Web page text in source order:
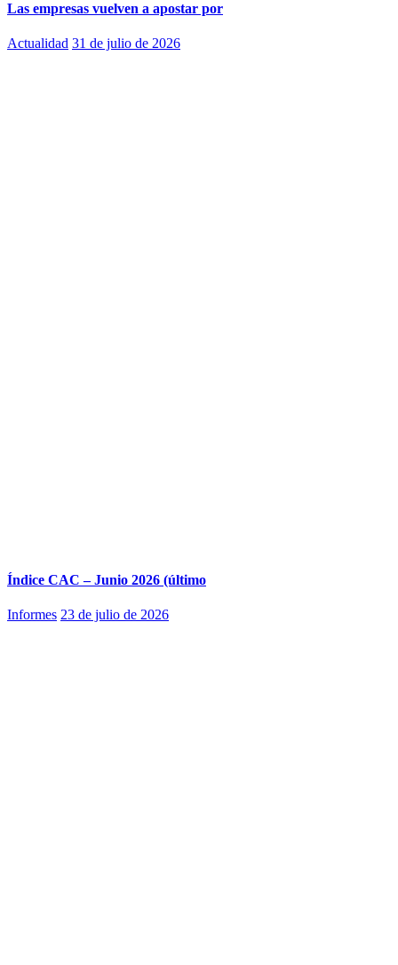
Las empresas vuelven a apostar por
Actualidad 31 de julio de 2026
Índice CAC – Junio 2026 (último
Informes 23 de julio de 2026